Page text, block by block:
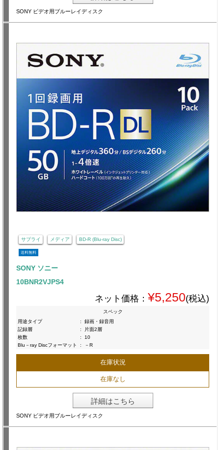
SONY ビデオ用ブルーレイディスク
サプライ メディア BD-R (Blu-ray Disc)
送料無料
SONY ソニー
10BNR2VJPS4
ネット価格： ¥5,250(税込)
スペック
用途タイプ
:
録画・録音用
記録層
:
片面2層
枚数
:
10
Blu－ray Discフォーマット
: －R
在庫状況
在庫なし
詳細はこちら
SONY ビデオ用ブルーレイディスク